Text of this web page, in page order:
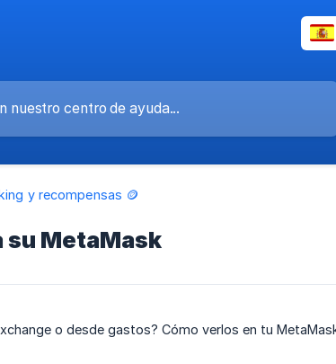
y recompensas 🪙
su MetaMask
o desde gastos? Cómo verlos en tu